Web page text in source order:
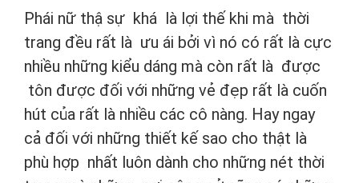
Phái nữ thậ sự khá là lợi thế khi mà thời
trang đều rất là ưu ái bởi vì nó có rất là cực
nhiều những kiểu dáng mà còn rất là được
tôn được đối với những vẻ đẹp rất là cuốn
hút của rất là nhiều các cô nàng. Hay ngay
cả đối với những thiết kế sao cho thật là
phù hợp nhất luôn dành cho những nét thời